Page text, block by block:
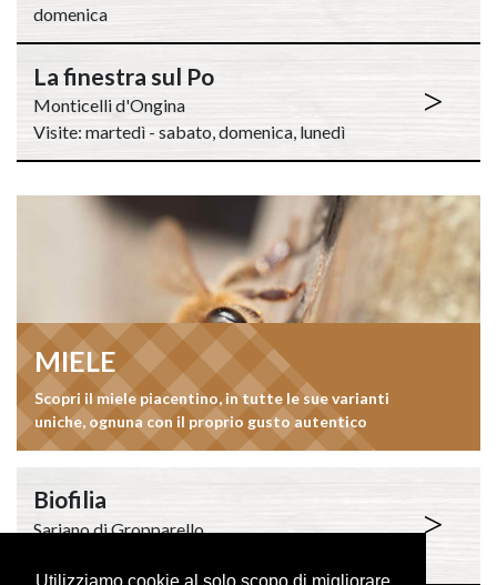
domenica
La finestra sul Po
Monticelli d'Ongina
Visite: martedì - sabato, domenica, lunedì
>
MIELE
Scopri il miele piacentino, in tutte le sue varianti
uniche, ognuna con il proprio gusto autentico
Biofilia
Sariano di Gropparello
>